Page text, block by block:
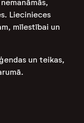
Liecinieces
mīlestībai un
un teikas,